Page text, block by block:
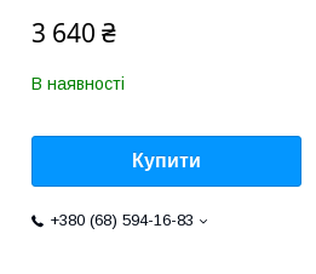
3 640 ₴
В наявності
Купити
+380 (68) 594-16-83